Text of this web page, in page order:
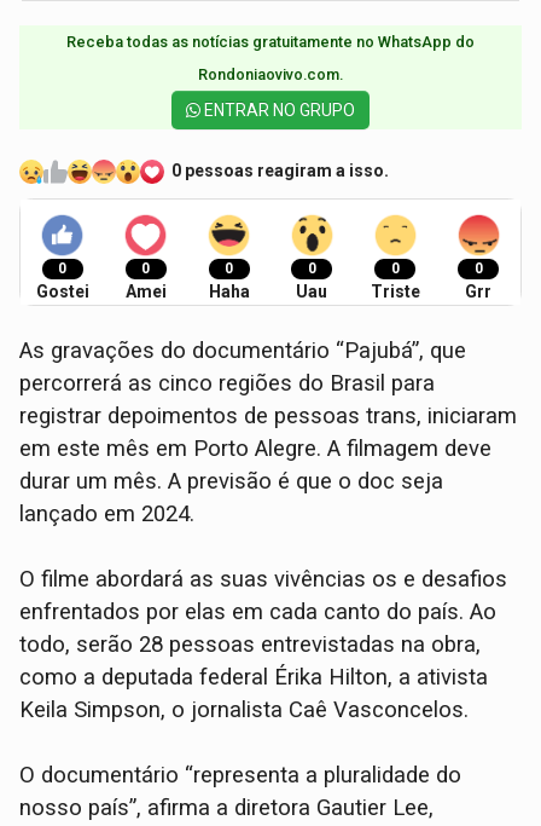
Receba todas as notícias gratuitamente no WhatsApp do
Rondoniaovivo.com.​
ENTRAR NO GRUPO
0 pessoas reagiram a isso.
0
Gostei
0
Amei
0
Haha
0
Uau
0
Triste
0
Grr
As gravações do documentário “Pajubá”, que
percorrerá as cinco regiões do Brasil para
registrar depoimentos de pessoas trans, iniciaram
em este mês em Porto Alegre. A filmagem deve
durar um mês. A previsão é que o doc seja
lançado em 2024.
O filme abordará as suas vivências os e desafios
enfrentados por elas em cada canto do país. Ao
todo, serão 28 pessoas entrevistadas na obra,
como a deputada federal Érika Hilton, a ativista
Keila Simpson, o jornalista Caê Vasconcelos.
O documentário “representa a pluralidade do
nosso país”, afirma a diretora Gautier Lee,